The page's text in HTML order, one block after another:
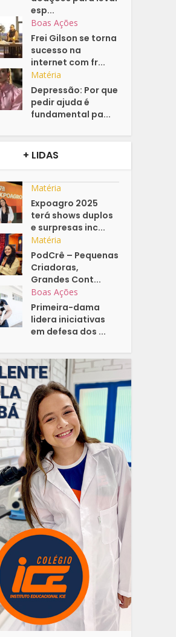
esp...
Boas Ações
Frei Gilson se torna
sucesso na
internet com fr...
Matéria
Depressão: Por que
pedir ajuda é
fundamental pa...
+ LIDAS
Matéria
Expoagro 2025
terá shows duplos
e surpresas inc...
Matéria
PodCrê – Pequenas
Criadoras,
Grandes Cont...
Boas Ações
Primeira-dama
lidera iniciativas
em defesa dos ...